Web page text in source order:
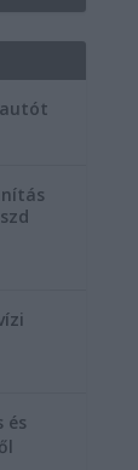
és